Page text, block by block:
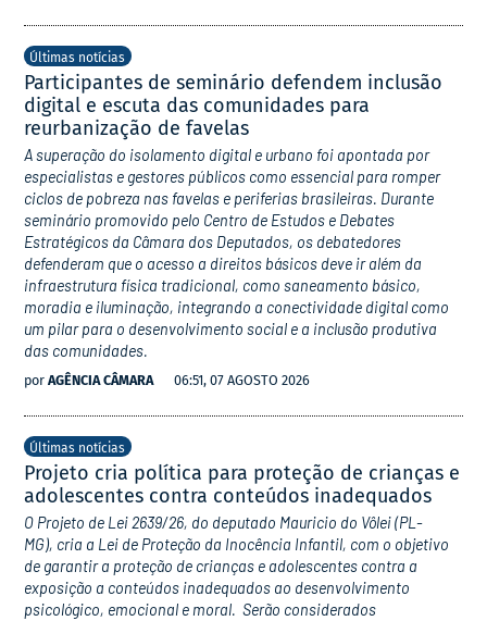
Últimas notícias
Participantes de seminário defendem inclusão
digital e escuta das comunidades para
reurbanização de favelas
A superação do isolamento digital e urbano foi apontada por
especialistas e gestores públicos como essencial para romper
ciclos de pobreza nas favelas e periferias brasileiras. Durante
seminário promovido pelo Centro de Estudos e Debates
Estratégicos da Câmara dos Deputados, os debatedores
defenderam que o acesso a direitos básicos deve ir além da
infraestrutura física tradicional, como saneamento básico,
moradia e iluminação, integrando a conectividade digital como
um pilar para o desenvolvimento social e a inclusão produtiva
das comunidades.
por AGÊNCIA CÂMARA 06:51, 07 AGOSTO 2026
Últimas notícias
Projeto cria política para proteção de crianças e
adolescentes contra conteúdos inadequados
O Projeto de Lei 2639/26, do deputado Mauricio do Vôlei (PL-
MG), cria a Lei de Proteção da Inocência Infantil, com o objetivo
de garantir a proteção de crianças e adolescentes contra a
exposição a conteúdos inadequados ao desenvolvimento
psicológico, emocional e moral. Serão considerados